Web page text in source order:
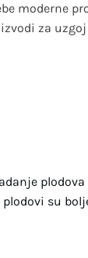
moderne
za
su